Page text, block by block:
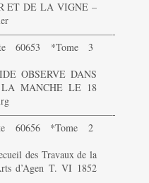
ET DE LA VIGNE –
60653 *Tome 3
OBSERVE DANS
MANCHE LE 18
60656 *Tome 2
des Travaux de la
d’Agen T. VI 1852